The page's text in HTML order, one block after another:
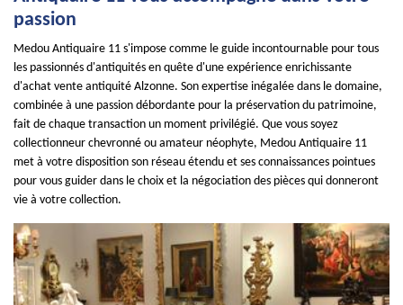
passion
Medou Antiquaire 11 s'impose comme le guide incontournable pour tous
les passionnés d'antiquités en quête d'une expérience enrichissante
d'achat vente antiquité Alzonne. Son expertise inégalée dans le domaine,
combinée à une passion débordante pour la préservation du patrimoine,
fait de chaque transaction un moment privilégié. Que vous soyez
collectionneur chevronné ou amateur néophyte, Medou Antiquaire 11
met à votre disposition son réseau étendu et ses connaissances pointues
pour vous guider dans le choix et la négociation des pièces qui donneront
vie à votre collection.